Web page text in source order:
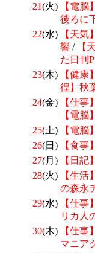
21(火) 【電脳
後ろに
22(水) 【天気
響 / 【
た日刊
23(木) 【健康
徨】秋
24(金) 【仕事
【電脳
25(土) 【電脳
26(日) 【食事
27(月) 【日記
28(火) 【生活
の森永
29(水) 【仕
リカ人
30(木) 【仕事
マニア